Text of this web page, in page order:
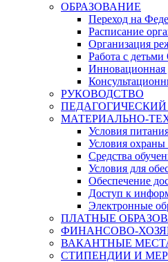
ОБРАЗОВАНИЕ
Переход на
Расписание
Организация
Работа с
Инновационная
РУКОВОДСТВО
МАТЕРИАЛЬНО-
Условия
Условия охраны
Средства
Условия для
Обеспечение
Доступ к
Электронные
ПЛАТНЫЕ
ФИНАНСОВО-
ВАКАНТНЫЕ
СТИПЕНДИИ И